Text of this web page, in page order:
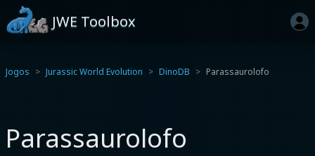
JWE Toolbox
Jogos Jurassic World Evolution DinoDB Parassaurolofo
Parassaurolofo